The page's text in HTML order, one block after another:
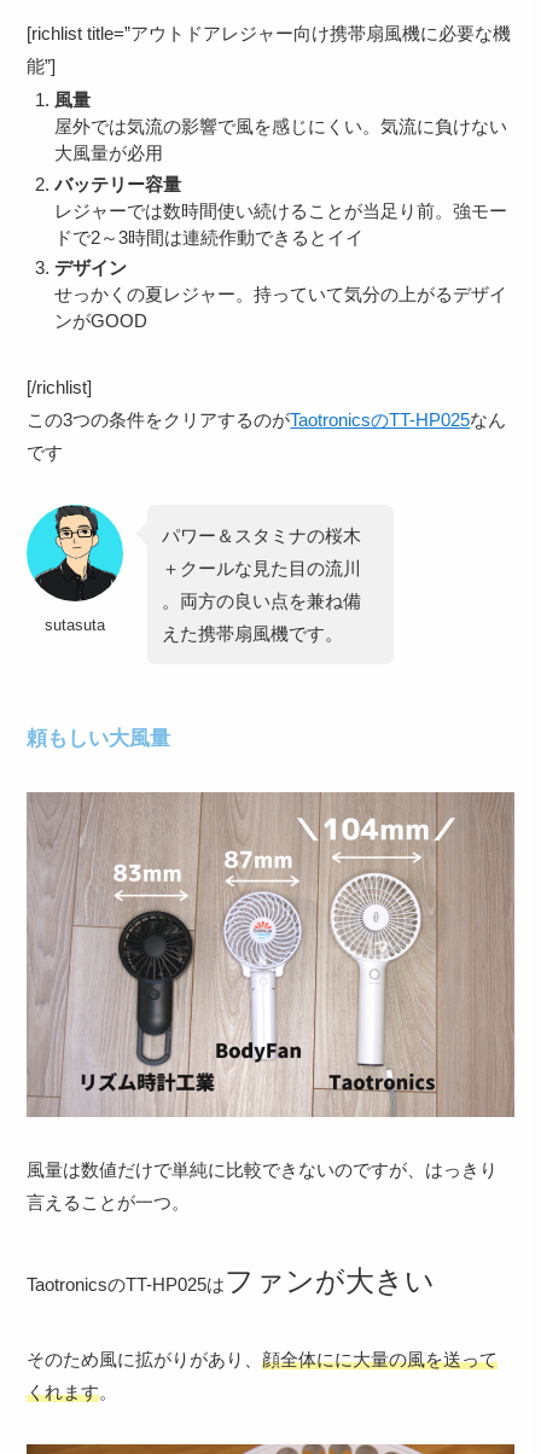
[richlist title=”アウトドアレジャー向け携帯扇風機に必要な機
能”]
風量
屋外では気流の影響で風を感じにくい。気流に負けない
大風量が必用
バッテリー容量
レジャーでは数時間使い続けることが当足り前。強モー
ドで2～3時間は連続作動できるとイイ
デザイン
せっかくの夏レジャー。持っていて気分の上がるデザイ
ンがGOOD
[/richlist]
この3つの条件をクリアするのがTaotronicsのTT-HP025なん
です
sutasuta
パワー＆スタミナの桜木
＋ クールな見た目の流川
。両方の良い点を兼ね備
えた携帯扇風機です。
頼もしい大風量
風量は数値だけで単純に比較できないのですが、はっきり
言えることが一つ。
TaotronicsのTT-HP025はファンが大きい
そのため風に拡がりがあり、顔全体にに大量の風を送って
くれます。